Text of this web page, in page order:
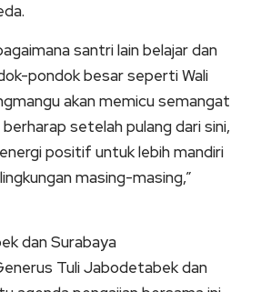
santri lain belajar dan
pondok besar seperti Wali
akan memicu semangat
setelah pulang dari sini,
positif untuk lebih mandiri
masing-masing,”
dan Surabaya
Tuli Jabodetabek dan